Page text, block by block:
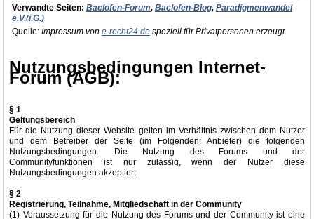
Verwandte Seiten: Baclofen-Forum, Baclofen-Blog, Paradigmenwandel
e.V.(i.G.)
Quelle: Impressum von e-recht24.de speziell für Privatpersonen erzeugt.
Nutzungsbedingungen Internet-
Forum (AGB):
§ 1
Geltungsbereich
Für die Nutzung dieser Website gelten im Verhältnis zwischen dem Nutzer
und dem Betreiber der Seite (im Folgenden: Anbieter) die folgenden
Nutzungsbedingungen. Die Nutzung des Forums und der
Communityfunktionen ist nur zulässig, wenn der Nutzer diese
Nutzungsbedingungen akzeptiert.
§ 2
Registrierung, Teilnahme, Mitgliedschaft in der Community
(1) Voraussetzung für die Nutzung des Forums und der Community ist eine